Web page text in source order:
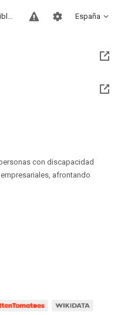
España
Sitios compatibles
con discapacidad
afrontando